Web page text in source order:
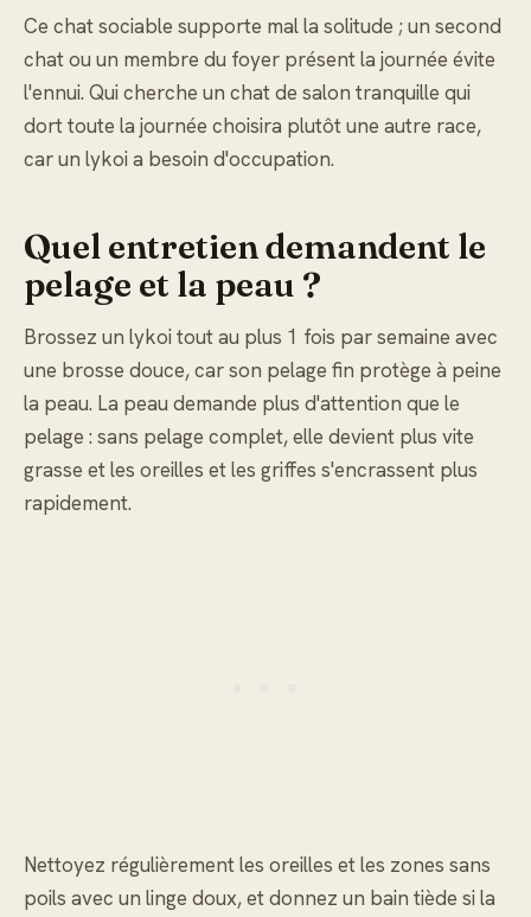
Ce chat sociable supporte mal la solitude ; un second
chat ou un membre du foyer présent la journée évite
l'ennui. Qui cherche un chat de salon tranquille qui
dort toute la journée choisira plutôt une autre race,
car un lykoi a besoin d'occupation.
Quel entretien demandent le
pelage et la peau ?
Brossez un lykoi tout au plus 1 fois par semaine avec
une brosse douce, car son pelage fin protège à peine
la peau. La peau demande plus d'attention que le
pelage : sans pelage complet, elle devient plus vite
grasse et les oreilles et les griffes s'encrassent plus
rapidement.
Nettoyez régulièrement les oreilles et les zones sans
poils avec un linge doux, et donnez un bain tiède si la